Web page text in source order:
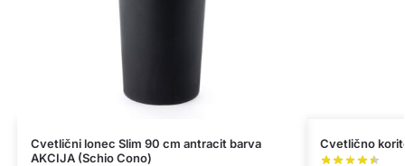
Cvetlični lonec Slim 90 cm antracit barva
AKCIJA (Schio Cono)
Cvetlično